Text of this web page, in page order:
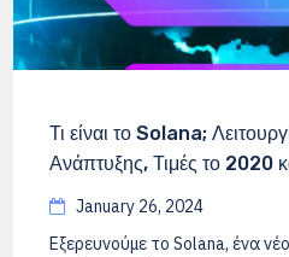
Τι είναι το Solana;
Ανάπτυξης, Τιμές το 2020
January 26, 2024
Εξερευνούμε το Solana, ένα